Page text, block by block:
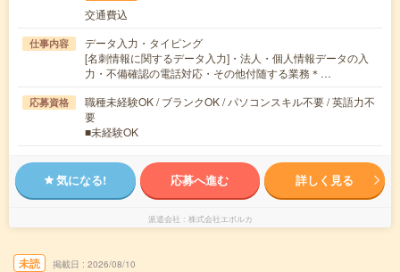
交通費込
仕事内容
データ入力・タイピング
[名刺情報に関するデータ入力]・法人・個人情報データの入
力・不備確認の電話対応・その他付随する業務＊…
応募資格
職種未経験OK / ブランクOK / パソコンスキル不要 / 英語力不
要
■未経験OK
気になる! 応募へ進む 詳しく見る
派遣会社 株式会社エボルカ
未読 掲載日 2026/08/10